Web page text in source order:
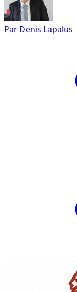
Par Denis Lapalus